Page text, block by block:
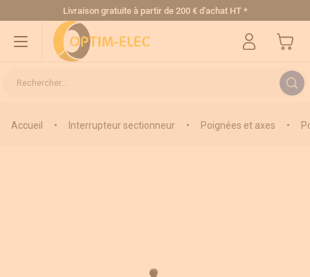
Allez au contenuLivraison gratuite à partir de 200 € d'achat HT *
Mon
Rechercher...
Accueil • Interrupteur sectionneur • Poignées et axes •